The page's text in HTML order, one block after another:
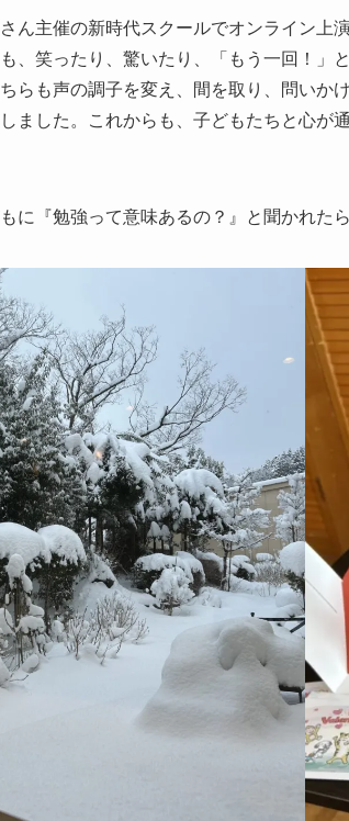
ん主催の新時代スクールでオンライン上
、笑ったり、驚いたり、「もう一回！」
らも声の調子を変え、間を取り、問いか
ました。これからも、子どもたちと心が
に『勉強って意味あるの？』と聞かれた